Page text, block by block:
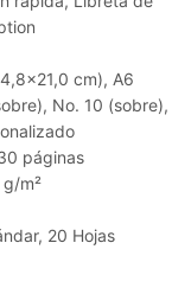
cm), A6
No. 10 (sobre),
páginas
m²
20 Hojas